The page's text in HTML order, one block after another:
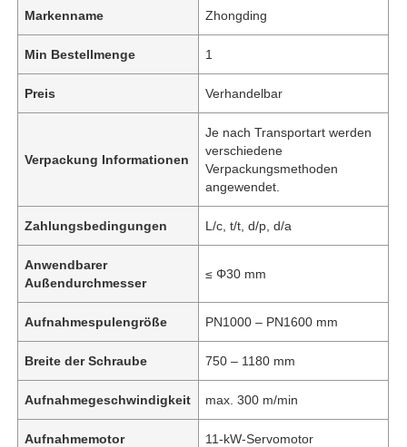
Markenname Zhongding
Min Bestellmenge 1
Preis Verhandelbar
Verpackung Informationen
Je nach Transportart werden
verschiedene
Verpackungsmethoden
angewendet.
Zahlungsbedingungen L/c, t/t, d/p, d/a
Anwendbarer
Außendurchmesser
≤ Φ30 mm
Aufnahmespulengröße PN1000 – PN1600 mm
Breite der Schraube 750 – 1180 mm
Aufnahmegeschwindigkeit max. 300 m/min
Aufnahmemotor 11-kW-Servomotor